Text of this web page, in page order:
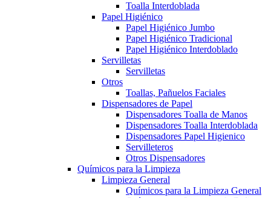
Toalla Interdoblada
Papel Higiénico
Papel Higiénico Jumbo
Papel Higiénico Tradicional
Papel Higiénico Interdoblado
Servilletas
Servilletas
Otros
Toallas, Pañuelos Faciales
Dispensadores de Papel
Dispensadores Toalla de Manos
Dispensadores Toalla Interdoblada
Dispensadores Papel Higienico
Servilleteros
Otros Dispensadores
Químicos para la Limpieza
Limpieza General
Químicos para la Limpieza General